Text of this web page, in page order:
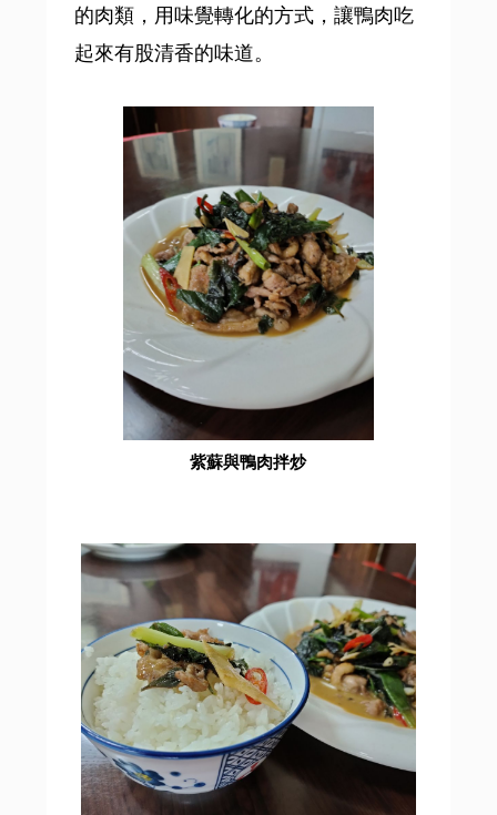
的肉類，用味覺轉化的方式，讓鴨肉吃
起來有股清香的味道。
紫蘇與鴨肉拌炒